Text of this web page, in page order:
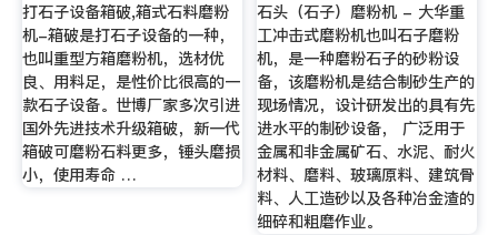
打石子设备箱破,箱式石料磨粉
机-箱破是打石子设备的一种，
也叫重型方箱磨粉机，选材优
良、用料足，是性价比很高的一
款石子设备。世博厂家多次引进
国外先进技术升级箱破，新一代
箱破可磨粉石料更多，锤头磨损
小，使用寿命 …
石头（石子）磨粉机 - 大华重
工冲击式磨粉机也叫石子磨粉
机，是一种磨粉石子的砂粉设
备，该磨粉机是结合制砂生产的
现场情况，设计研发出的具有先
进水平的制砂设备， 广泛用于
金属和非金属矿石、水泥、耐火
材料、磨料、玻璃原料、建筑骨
料、人工造砂以及各种冶金渣的
细碎和粗磨作业。